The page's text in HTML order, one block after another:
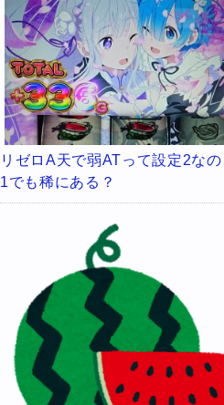
リゼロA天で弱ATって設定2な
1でも稀にある？